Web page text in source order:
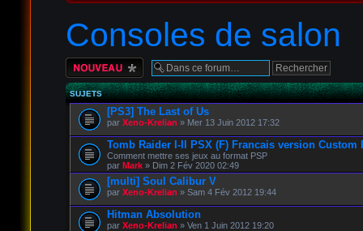
Consoles de salon
Écrire un nouveau
sujet
SUJETS
[PS3] The Last of Us
par Xeno-Krelian » Mer 13 Juin 2012 17:32
Tomb Raider I-II PSX (F) Francais version Custom
Comment mettre ses jeux au format PSP
par Mark» Dim 2 Fév 2020 02:49
[multi] Soul Calibur V
par Xeno-Krelian » Sam 4 Fév 2012 19:44
Hitman Absolution
par Xeno-Krelian » Ven 1 Juin 2012 19:20